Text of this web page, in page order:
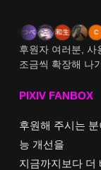
후원자 여러분, 사
조금씩 확장해 나
PIXIV FANBOX
후원해 주시는
능 개선을
지금까지보다 더